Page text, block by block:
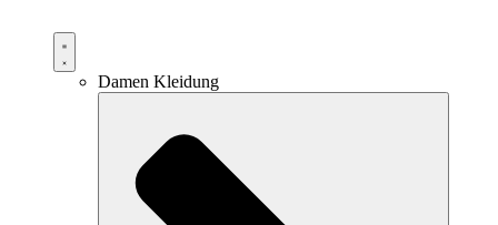
Damen Kleidung